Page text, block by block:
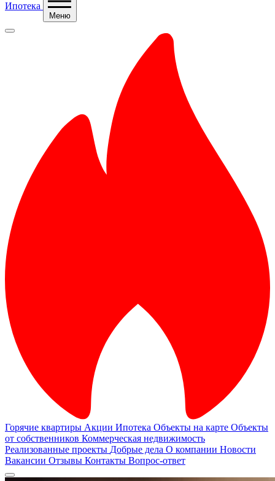
Ипотека
Меню
Горячие квартиры Акции Ипотека Объекты на карте Объекты
от собственников Коммерческая недвижимость
Реализованные проекты Добрые дела О компании Новости
Вакансии Отзывы Контакты Вопрос-ответ